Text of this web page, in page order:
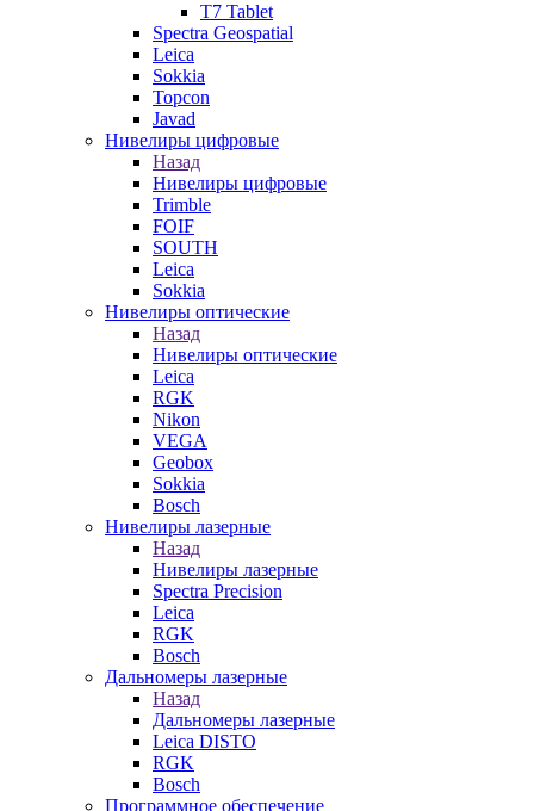
T7 Tablet
Spectra Geospatial
Leica
Sokkia
Topcon
Javad
Нивелиры цифровые
Назад
Нивелиры цифровые
Trimble
FOIF
SOUTH
Leica
Sokkia
Нивелиры оптические
Назад
Нивелиры оптические
Leica
RGK
Nikon
VEGA
Geobox
Sokkia
Bosch
Нивелиры лазерные
Назад
Нивелиры лазерные
Spectra Precision
Leica
RGK
Bosch
Дальномеры лазерные
Назад
Дальномеры лазерные
Leica DISTO
RGK
Bosch
Программное обеспечение